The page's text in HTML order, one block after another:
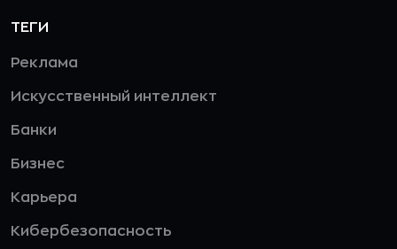
ТЕГИ
Реклама
Искусственный интеллект
Банки
Бизнес
Карьера
Кибербезопасность